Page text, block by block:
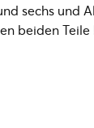
sechs und
beiden Teile